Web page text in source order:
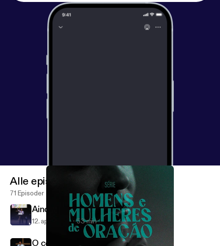
Alle episoder
71 Episoder
Ainda Não é o Fim
12. april 2022 53 min
O cego de Jericó